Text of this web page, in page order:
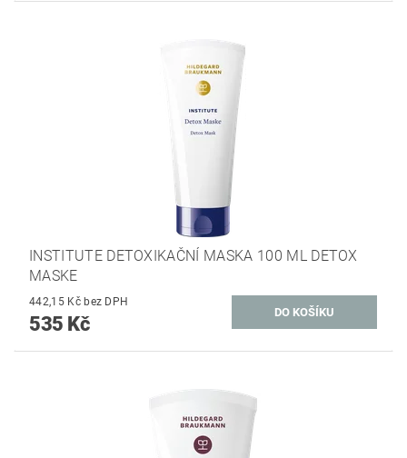
INSTITUTE DETOXIKAČNÍ MASKA 100 ML DETOX
MASKE
442,15 Kč bez DPH
535 Kč